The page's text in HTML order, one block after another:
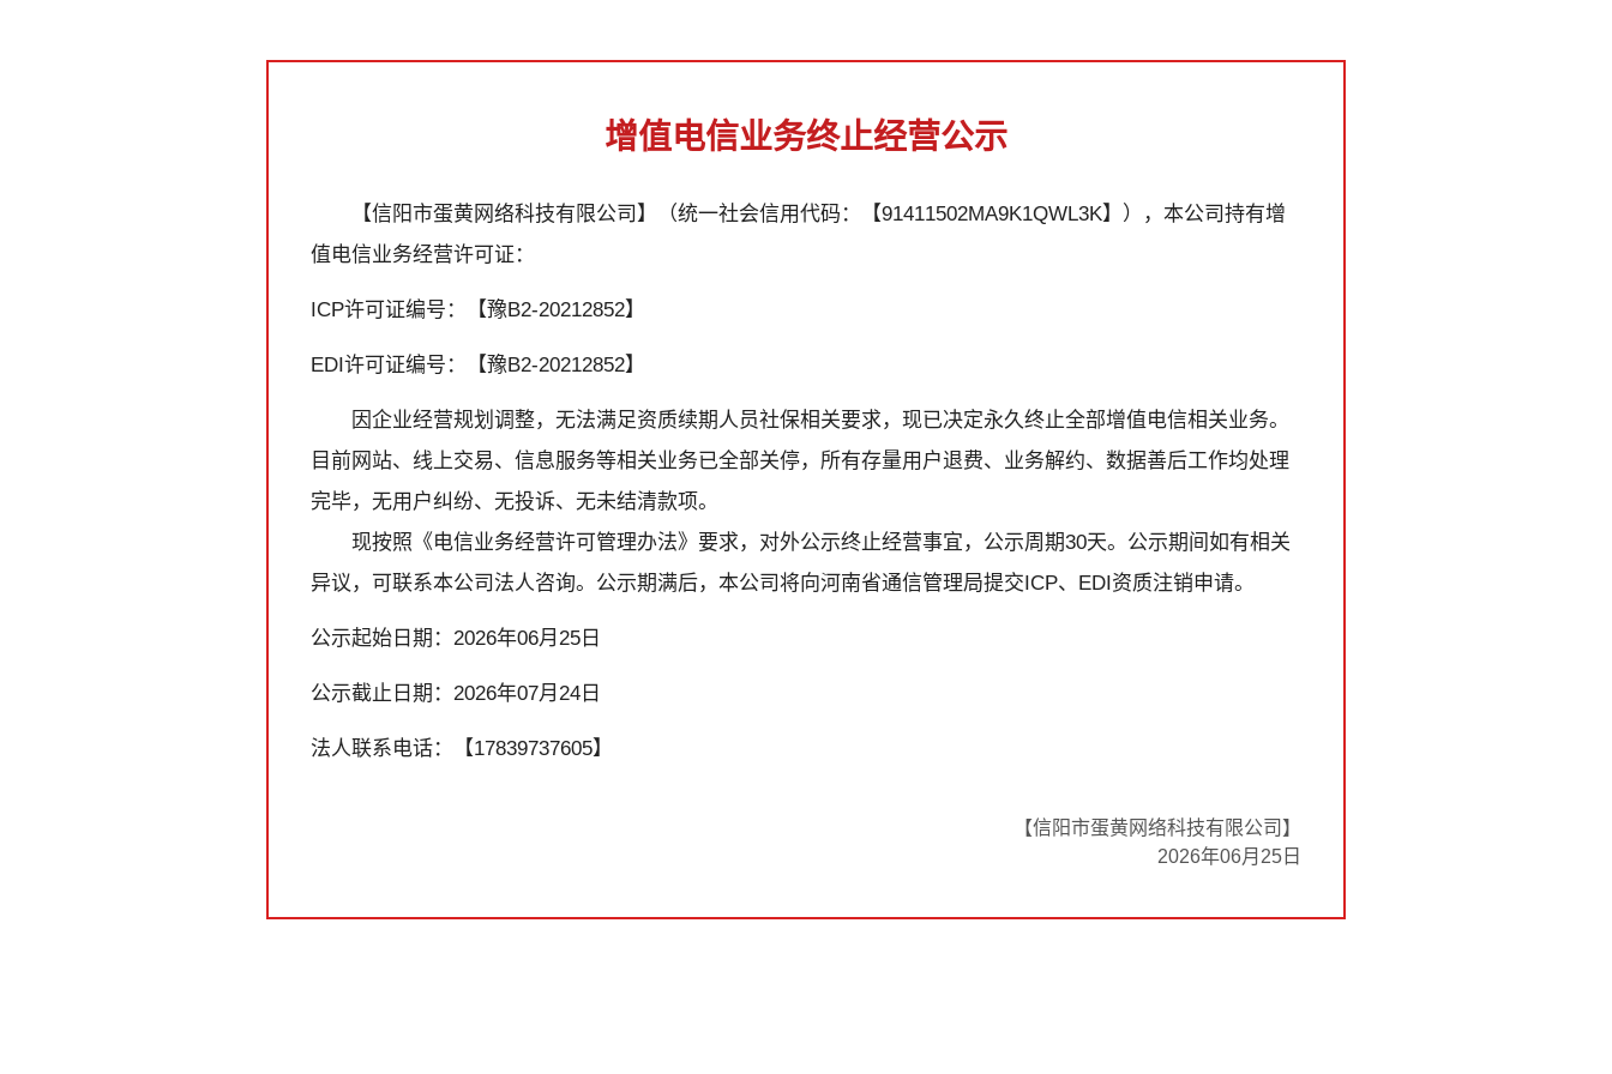
增值电信业务终止经营公示
【信阳市蛋黄网络科技有限公司】（统一社会信用代码：【91411502MA9K1QWL3K】），本公司持有增
值电信业务经营许可证：
ICP许可证编号：【豫B2-20212852】
EDI许可证编号：【豫B2-20212852】
因企业经营规划调整，无法满足资质续期人员社保相关要求，现已决定永久终止全部增值电信相关业务。
目前网站、线上交易、信息服务等相关业务已全部关停，所有存量用户退费、业务解约、数据善后工作均处理
完毕，无用户纠纷、无投诉、无未结清款项。
现按照《电信业务经营许可管理办法》要求，对外公示终止经营事宜，公示周期30天。公示期间如有相关
异议，可联系本公司法人咨询。公示期满后，本公司将向河南省通信管理局提交ICP、EDI资质注销申请。
公示起始日期：2026年06月25日
公示截止日期：2026年07月24日
法人联系电话：【17839737605】
【信阳市蛋黄网络科技有限公司】
2026年06月25日